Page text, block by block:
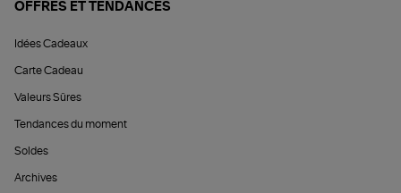
OFFRES ET TENDANCES
Idées Cadeaux
Carte Cadeau
Valeurs Sûres
Tendances du moment
Soldes
Archives